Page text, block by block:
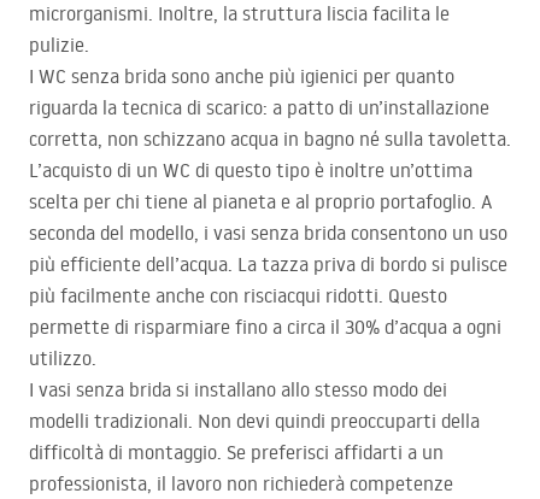
microrganismi. Inoltre, la struttura liscia facilita le
pulizie.
I WC senza brida sono anche più igienici per quanto
riguarda la tecnica di scarico: a patto di un’installazione
corretta, non schizzano acqua in bagno né sulla tavoletta.
L’acquisto di un WC di questo tipo è inoltre un’ottima
scelta per chi tiene al pianeta e al proprio portafoglio. A
seconda del modello, i vasi senza brida consentono un uso
più efficiente dell’acqua. La tazza priva di bordo si pulisce
più facilmente anche con risciacqui ridotti. Questo
permette di risparmiare fino a circa il 30% d’acqua a ogni
utilizzo.
I vasi senza brida si installano allo stesso modo dei
modelli tradizionali. Non devi quindi preoccuparti della
difficoltà di montaggio. Se preferisci affidarti a un
professionista, il lavoro non richiederà competenze